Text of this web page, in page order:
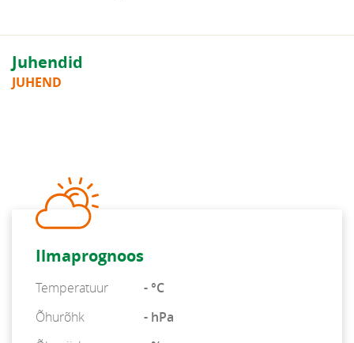
Juhendid
JUHEND
Ilmaprognoos
Temperatuur
- °C
Õhurõhk
- hPa